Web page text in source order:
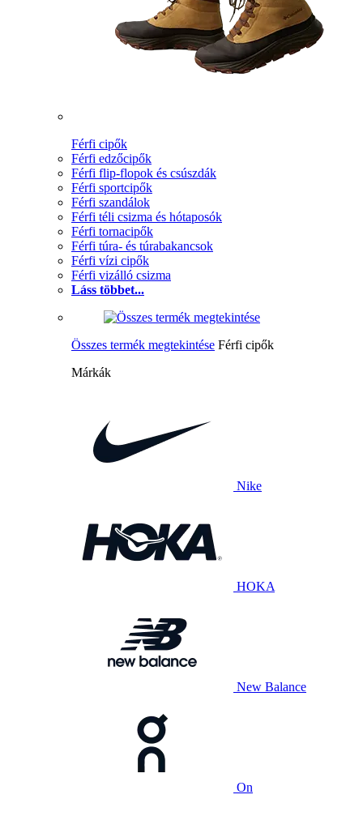
Férfi cipők
Férfi edzőcipők
Férfi flip-flopok és csúszdák
Férfi sportcipők
Férfi szandálok
Férfi téli csizma és hótaposók
Férfi tornacipők
Férfi túra- és túrabakancsok
Férfi vízi cipők
Férfi vizálló csizma
Láss többet...
Összes termék megtekintése Férfi cipők
Márkák
Nike
HOKA
New Balance
On